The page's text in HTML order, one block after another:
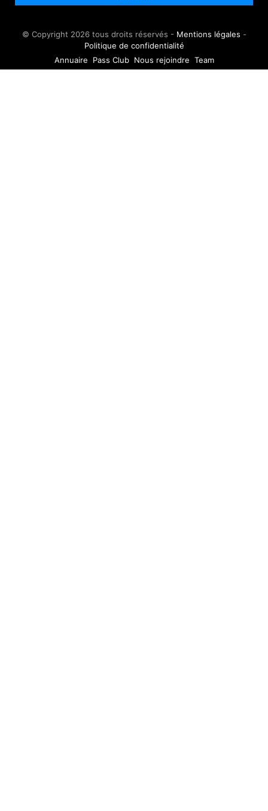
© Copyright 2026 tous droits réservés - Mentions légales -
Politique de confidentialité
Annuaire
Pass Club Nous rejoindre Team